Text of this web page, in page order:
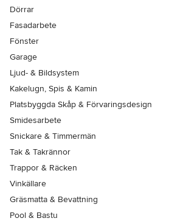
Dörrar
Fasadarbete
Fönster
Garage
Ljud- & Bildsystem
Kakelugn, Spis & Kamin
Platsbyggda Skåp & Förvaringsdesign
Smidesarbete
Snickare & Timmermän
Tak & Takrännor
Trappor & Räcken
Vinkällare
Gräsmatta & Bevattning
Pool & Bastu